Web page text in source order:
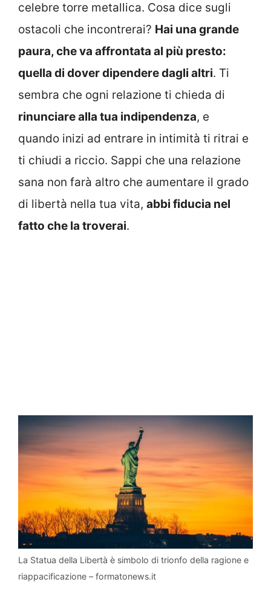
celebre torre metallica. Cosa dice sugli
ostacoli che incontrerai? Hai una grande
paura, che va affrontata al più presto:
quella di dover dipendere dagli altri. Ti
sembra che ogni relazione ti chieda di
rinunciare alla tua indipendenza, e
quando inizi ad entrare in intimità ti ritrai e
ti chiudi a riccio. Sappi che una relazione
sana non farà altro che aumentare il grado
di libertà nella tua vita, abbi fiducia nel
fatto che la troverai.
La Statua della Libertà è simbolo di trionfo della ragione e
riappacificazione – formatonews.it